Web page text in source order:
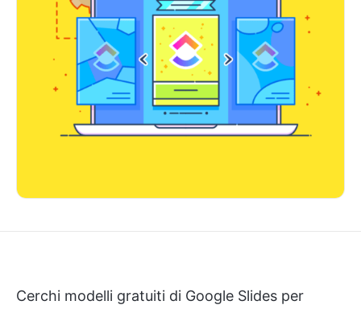
Cerchi modelli gratuiti di Google Slides per